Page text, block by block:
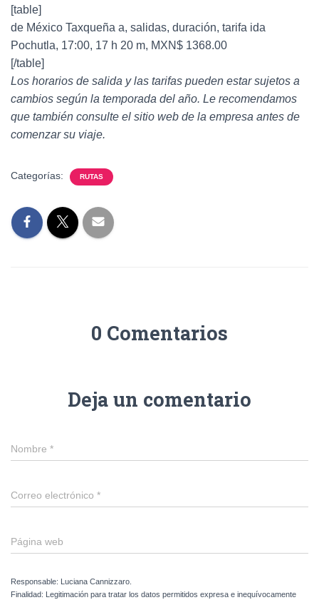
[table]
de México Taxqueña a, salidas, duración, tarifa ida
Pochutla, 17:00, 17 h 20 m, MXN$ 1368.00
[/table]
Los horarios de salida y las tarifas pueden estar sujetos a
cambios según la temporada del año. Le recomendamos
que también consulte el sitio web de la empresa antes de
comenzar su viaje.
Categorías: RUTAS
0 Comentarios
Deja un comentario
Nombre *
Correo electrónico *
Página web
Responsable: Luciana Cannizzaro.
Finalidad: Legitimación para tratar los datos permitidos expresa e inequívocamente